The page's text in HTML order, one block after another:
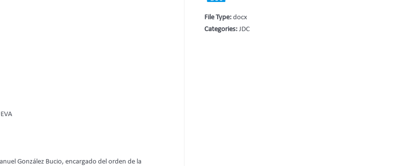
González Bucio, encargado del orden de la
File Type:docx
Categories:JDC